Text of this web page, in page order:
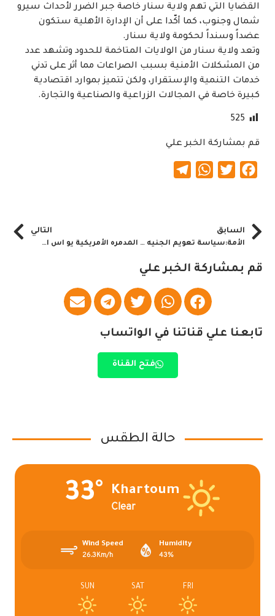
القضايا التي تهم ولاية سنار خاصة جبر الضرر لأحداث سيرو
شمال وجنوب، كما أكّدا على أن الإدارة الأهلية ستكون
عضداً وسنداً لحكومة ولاية سنار.
وتعد ولاية سنار من الولايات المتاخمة للحدود وتشهد عدد
من المشكلات الأمنية بسبب الصراعات مما أثر على تدني
خدمات التنمية والإستقرار، ولكن تتميز بموارد اقتصادية
كبيرة خاصة في المجالات الزراعية والصناعية والتجارة.
525
قم بمشاركة الخبر علي
Facebook
Twitter
WhatsApp
السابق
الأمة:سياسة تعويم الجنيه مبتورة
التالي
المدمره الأمريكية يو اس اس ونستون تصل بورتسودان
قم بمشاركة الخبر علي
تابعنا علي قناتنا في الواتساب
فتح القناة
حالة الطقس
Khartoum
Clear
33°
Humidity
43%
Wind Speed
26.3Km/h
FRI
SAT
SUN